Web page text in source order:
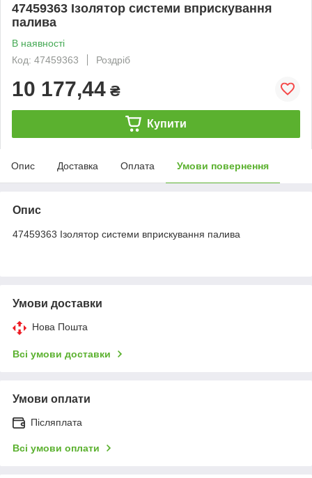
47459363 Ізолятор системи вприскування
палива
В наявності
Код: 47459363
Роздріб
10 177,44 ₴
Купити
Опис Доставка Оплата Умови повернення
Опис
47459363 Ізолятор системи вприскування палива
Умови доставки
Нова Пошта
Всі умови доставки
Умови оплати
Післяплата
Всі умови оплати